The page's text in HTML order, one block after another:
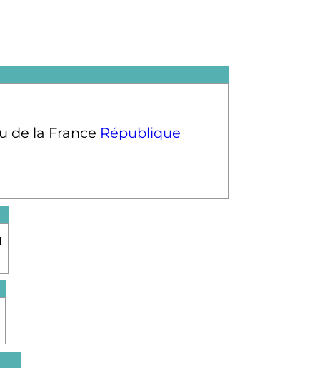
République